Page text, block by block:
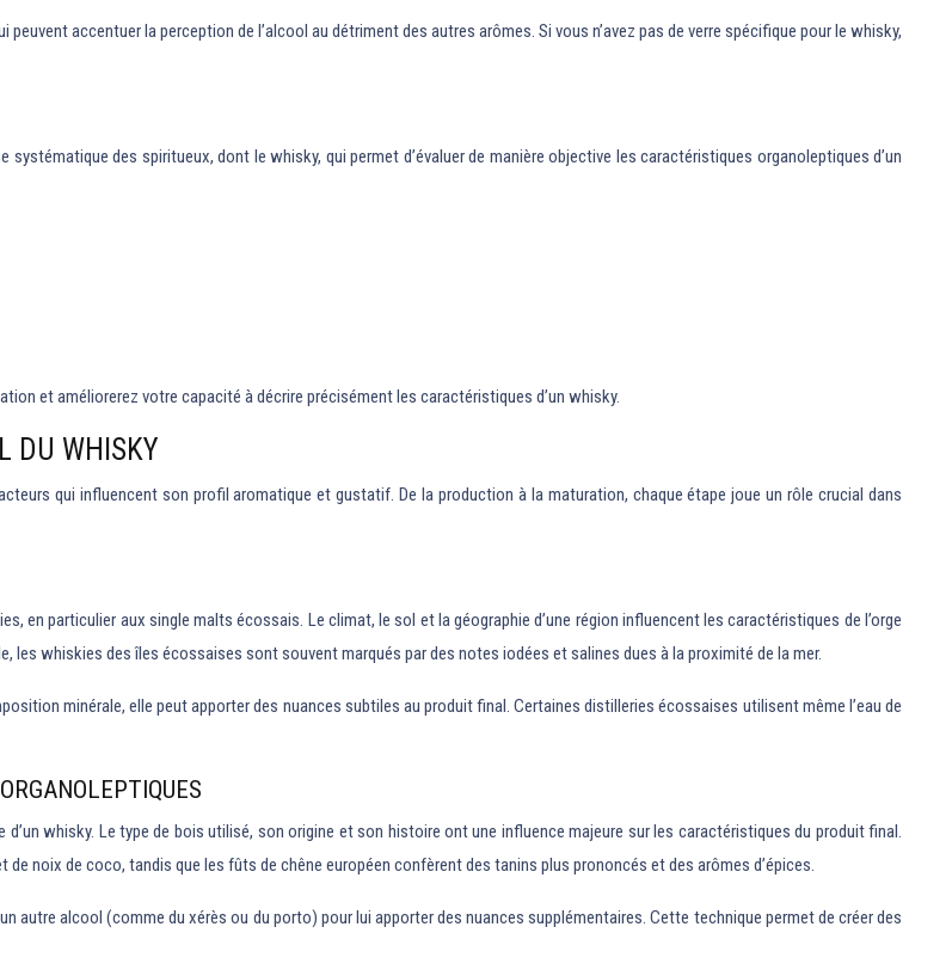
accentuer la perception de l’alcool au détriment des autres arômes. Si vous n’avez pas de verre spécifique pour le whisky,
systématique des spiritueux, dont le whisky, qui permet d’évaluer de manière objective les caractéristiques organoleptiques d’un
et améliorerez votre capacité à décrire précisément les caractéristiques d’un whisky.
DU WHISKY
qui influencent son profil aromatique et gustatif. De la production à la maturation, chaque étape joue un rôle crucial dans
en particulier aux single malts écossais. Le climat, le sol et la géographie d’une région influencent les caractéristiques de l’orge
whiskies des îles écossaises sont souvent marqués par des notes iodées et salines dues à la proximité de la mer.
minérale, elle peut apporter des nuances subtiles au produit final. Certaines distilleries écossaises utilisent même l’eau de
whisky. Le type de bois utilisé, son origine et son histoire ont une influence majeure sur les caractéristiques du produit final.
noix de coco, tandis que les fûts de chêne européen confèrent des tanins plus prononcés et des arômes d’épices.
alcool (comme du xérès ou du porto) pour lui apporter des nuances supplémentaires. Cette technique permet de créer des